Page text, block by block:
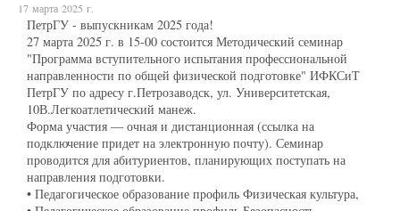
17 марта 2025 г.
ПетрГУ - выпускникам 2025 года!
27 марта 2025 г. в 15-00 состоится Методический семинар
"Программа вступительного испытания профессиональной
направленности по общей физической подготовке" ИФКСиТ
ПетрГУ по адресу г.Петрозаводск, ул. Университетская,
10В.Легкоатлетический манеж.
Форма участия — очная и дистанционная (ссылка на
подключение придет на электронную почту). Семинар
проводится для абитуриентов, планирующих поступать на
направления подготовки.
• Педагогическое образование профиль Физическая культура,